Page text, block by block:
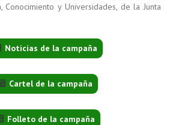
Conocimiento y Universidades, de la Junta
Noticias de la campaña
Cartel de la campaña
Folleto de la campaña